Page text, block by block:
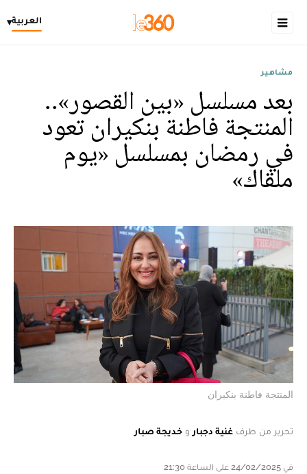
العربية▾
مشاهير
بعد مسلسل «بين القصور»..
المنتجة فاطنة بنكيران تعود
في رمضان بمسلسل «يوم
ملقاك»
المنتجة فاطنة بنكيران
تحرير من طرف غنية دجبار و خديجة صبار
في 24/02/2025 على الساعة 21:30